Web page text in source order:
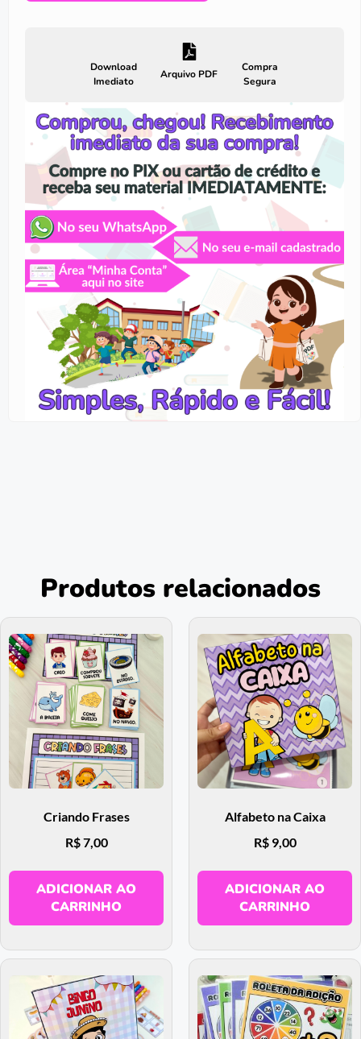
Download
Imediato
Arquivo PDF
Compra
Segura
Produtos relacionados
Criando Frases
R$7,00
ADICIONAR AO
CARRINHO
Alfabeto na Caixa
R$9,00
ADICIONAR AO
CARRINHO